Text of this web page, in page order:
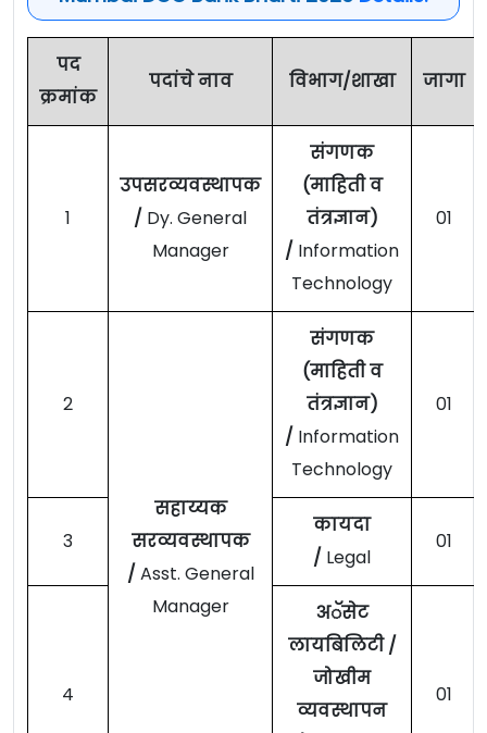
पद
क्रमांक
पदांचे नाव विभाग/शाखा जागा
1
उपसरव्यवस्थापक
/ Dy. General
Manager
संगणक
(माहिती व
तंत्रज्ञान)
/ Information
Technology
01
2
सहाय्यक
सरव्यवस्थापक
/ Asst. General
Manager
संगणक
(माहिती व
तंत्रज्ञान)
/ Information
Technology
01
3
कायदा
/ Legal
01
4
अॅसेट
लायबिलिटी /
जोखीम
व्यवस्थापन
01